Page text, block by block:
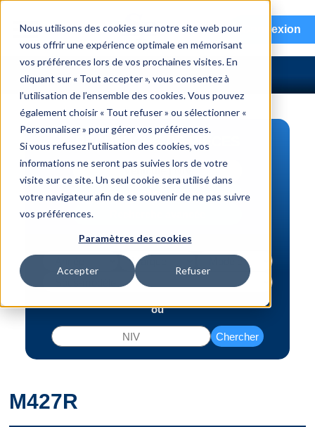
Nous utilisons des cookies sur notre site web pour
vous offrir une expérience optimale en mémorisant
vos préférences lors de vos prochaines visites. En
cliquant sur « Tout accepter », vous consentez à
l’utilisation de l’ensemble des cookies. Vous pouvez
également choisir « Tout refuser » ou sélectionner «
Personnaliser » pour gérer vos préférences.
Si vous refusez l'utilisation des cookies, vos
informations ne seront pas suivies lors de votre
visite sur ce site. Un seul cookie sera utilisé dans
votre navigateur afin de se souvenir de ne pas suivre
vos préférences.
Paramètres des cookies
Accepter Refuser
menu Connexion
RECHERCHE DE PIÈCES
Véhicule | NIV
Numéro de pièce | interchange
ou
Chercher
M427R